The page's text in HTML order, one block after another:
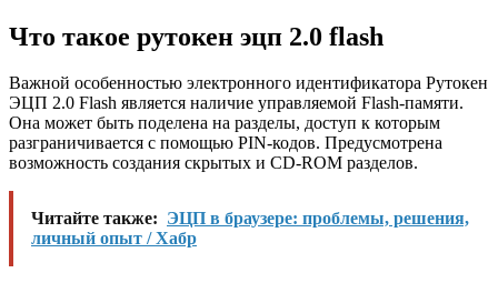
Что такое рутокен эцп 2.0 flash
Важной особенностью электронного идентификатора Рутокен
ЭЦП 2.0 Flash является наличие управляемой Flash-памяти.
Она может быть поделена на разделы, доступ к которым
разграничивается с помощью PIN-кодов. Предусмотрена
возможность создания скрытых и CD-ROM разделов.
Читайте также: ЭЦП в браузере: проблемы, решения,
личный опыт / Хабр